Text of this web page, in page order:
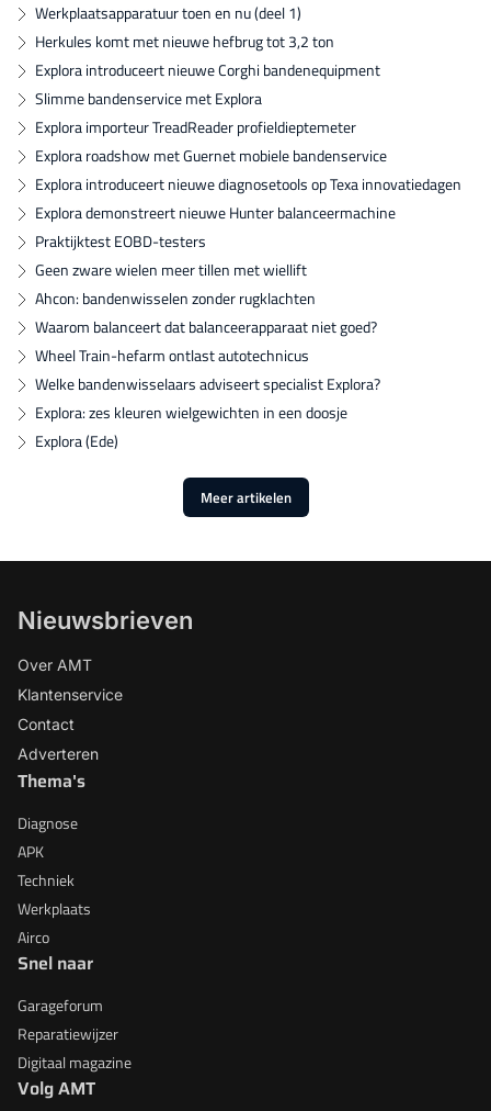
Werkplaatsapparatuur toen en nu (deel 1)
Herkules komt met nieuwe hefbrug tot 3,2 ton
Explora introduceert nieuwe Corghi bandenequipment
Slimme bandenservice met Explora
Explora importeur TreadReader profieldieptemeter
Explora roadshow met Guernet mobiele bandenservice
Explora introduceert nieuwe diagnosetools op Texa innovatiedagen
Explora demonstreert nieuwe Hunter balanceermachine
Praktijktest EOBD-testers
Geen zware wielen meer tillen met wiellift
Ahcon: bandenwisselen zonder rugklachten
Waarom balanceert dat balanceerapparaat niet goed?
Wheel Train-hefarm ontlast autotechnicus
Welke bandenwisselaars adviseert specialist Explora?
Explora: zes kleuren wielgewichten in een doosje
Explora (Ede)
Meer artikelen
Nieuwsbrieven
Over AMT
Klantenservice
Contact
Adverteren
Thema's
Diagnose
APK
Techniek
Werkplaats
Airco
Snel naar
Garageforum
Reparatiewijzer
Digitaal magazine
Volg AMT